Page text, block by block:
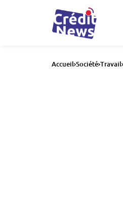
Accueil Société Travail